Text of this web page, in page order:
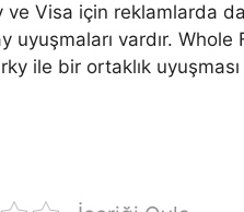
Visa için reklamlarda
uyuşmaları vardır.
ile bir ortaklık uyuşması